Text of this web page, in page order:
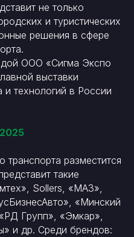
не только
и туристических
решения в сфере
ООО «Сигма Экспо
выставки
и технологий в России
транспорта разместится
такие
Sollers, «МАЗ»,
«Минский
Групп», «Эмкар»,
и др. Среди брендов: